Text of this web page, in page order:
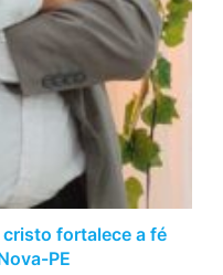
fortalece a fé
PE